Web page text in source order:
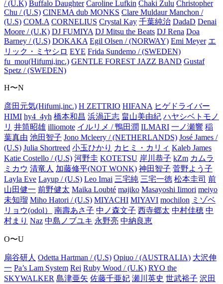
/ (U.K) Buffalo Daughter Caroline Lufkin Chaki Zulu Christopher
Chu / (U.S) CINEMA dub MONKS Clare Muldaur Manchon /
(U.S) COM.A CORNELIUS Crystal Kay 千葉純治 DadaD Denai
Moore / (U.K) DJ FUMIYA DJ Mitsu the Beats DJ Rena Doa
Barney / (U.S) DOKAKA Egil Olsen / (NORWAY) Emi Meyer エ
リック・ミヤシロ EYE Frida Sundemo / (SWEDEN)
fu_mou(Hifumi,inc.) GENTLE FOREST JAZZ BAND Gustaf
Spetz / (SWEDEN)
H〜N
彦田元気(Hifumi,inc.) H ZETTRIO HIFANA ヒゲドライバー
HIMI hy4_4yh 橋本和昌 浜渦正志 畠山美由紀 ハヤシベトモノ
リ 井筒昭雄 illiomote イルリメ / 鴨田潤 ILMARI 一ノ瀬響 稲
葉真由 池田智子 Jono Mcleery / (NETHERLANDS) José James /
(U.S) Julia Shortreed 小玉ひかり カヒミ・カリィ Kaleb James
Katie Costello / (U.S) 河野圭 KOTETSU 岸川恭子 kZm カムラ
ミカウ 清竜人 加藤修平(NOT WONK) 神田智子 菅野よう子
Layla Eve Layup / (U.S) Leo Imai 三宅純 三宅一徳 松本圭司 前
山田健一 前野健太 Maika Loubté majiko Masayoshi Iimori meiyo
未知瑠 Miho Hatori / (U.S) MIYACHI MIYAVI mochilon ミゾベ
リョウ(odol）
南壽あさ子 中ノ森文子 西寺郷太 中村佳穂 中
村まり Naz 中島ノブユキ 永野亮 中納良恵
O〜U
扇谷研人 Odetta Hartman / (U.S) Opiuo / (AUSTRALIA) 大沢伸
一 Pa’s Lam System Rei Ruby Wood / (U.K) RYO the
SKYWALKER 島津亜矢 佐藤千亜妃 瀬川英史 世武裕子 沢田